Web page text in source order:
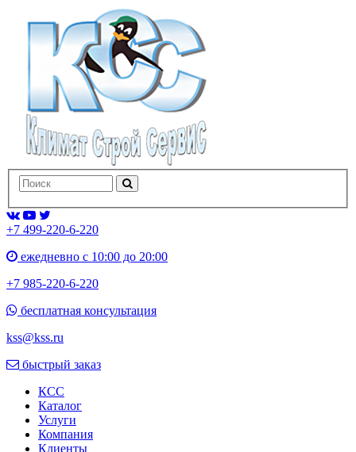
+7 499-220-6-220
ежедневно с 10:00 до 20:00
+7 985-220-6-220
бесплатная консультация
kss@kss.ru
быстрый заказ
КСС
Каталог
Услуги
Компания
Клиенты